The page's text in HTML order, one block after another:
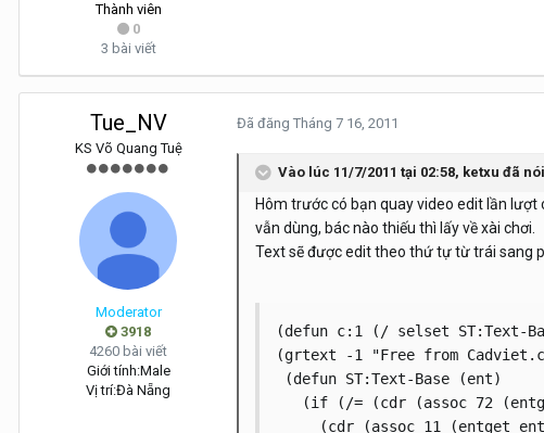
Thành viên
0
3 bài viết
Tue_NV
KS Võ Quang Tuệ
Moderator
3918
4260 bài viết
Giới tính:Male
Vị trí:Đà Nẵng
Đã đăng Tháng 7 16, 2011
Vào lúc 11/7/2011 tại 02:58, ketxu đã
Hôm trước có bạn quay video edit lần lượt
vẫn dùng, bác nào thiếu thì lấy về xài chơi.
Text sẽ được edit theo thứ tự từ trái sang
(defun c:1 (/ selset ST:Text-
(grtext -1 "Free from
(defun ST:Text-Base (ent)
(if (/= (cdr (assoc 72
(cdr (assoc 11 (entget